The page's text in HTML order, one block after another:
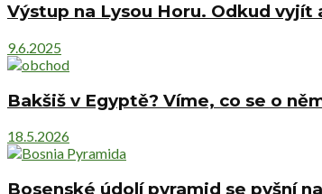
Výstup na Lysou Horu. Odkud vyjít
9.6.2025
Bakšiš v Egyptě? Víme, co se o
18.5.2026
Bosenské údolí pyramid se pyšní